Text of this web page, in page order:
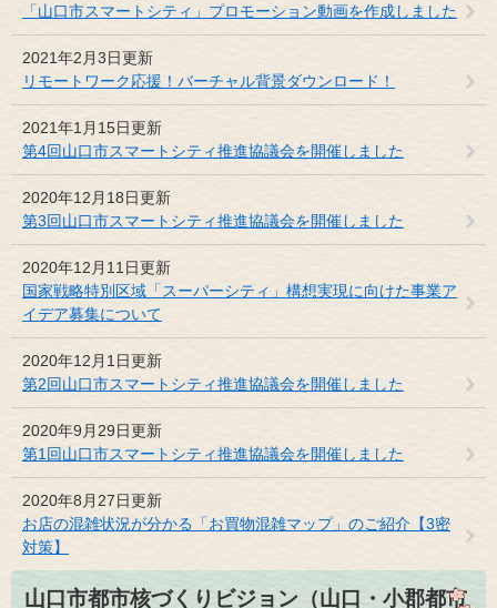
「山口市スマートシティ」プロモーション動画を作成しました
2021年2月3日更新
リモートワーク応援！バーチャル背景ダウンロード！
2021年1月15日更新
第4回山口市スマートシティ推進協議会を開催しました
2020年12月18日更新
第3回山口市スマートシティ推進協議会を開催しました
2020年12月11日更新
国家戦略特別区域「スーパーシティ」構想実現に向けた事業ア
イデア募集について
2020年12月1日更新
第2回山口市スマートシティ推進協議会を開催しました
2020年9月29日更新
第1回山口市スマートシティ推進協議会を開催しました
2020年8月27日更新
お店の混雑状況が分かる「お買物混雑マップ」のご紹介【3密
対策】
山口市都市核づくりビジョン（山口・小郡都市